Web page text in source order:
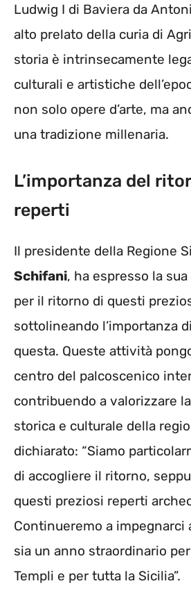
Ludwig I di Baviera da
alto prelato della curia di
storia è intrinsecamente
culturali e artistiche
non solo opere d’arte, ma
una tradizione millenaria.
L’importanza del
reperti
Il presidente della Regione
Schifani, ha espresso la
per il ritorno di questi
sottolineando l’importanza
questa. Queste attività
centro del palcoscenico
contribuendo a valorizzare
storica e culturale della
dichiarato: “Siamo
di accogliere il ritorno,
questi preziosi reperti
Continueremo a impegnarci
sia un anno straordinario
Templi e per tutta la Sicilia”.